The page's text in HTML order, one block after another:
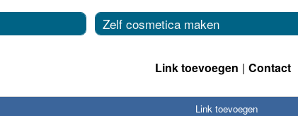
Zelf cosmetica maken
Link toevoegen Contact
Link toevoegen